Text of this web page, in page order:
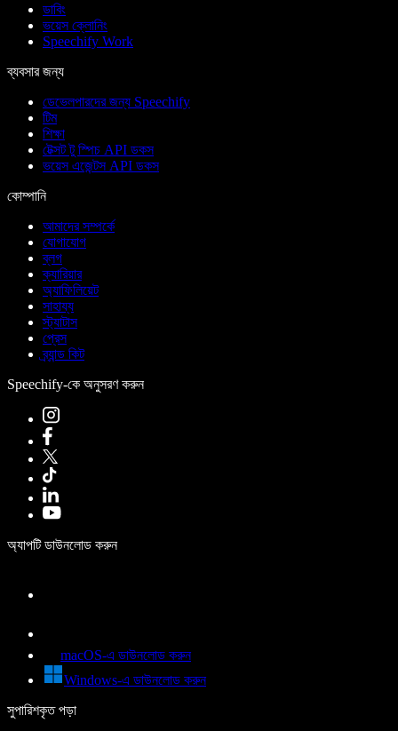
ডাবিং
ভয়েস ক্লোনিং
Speechify Work
ব্যবসার জন্য
ডেভেলপারদের জন্য Speechify
টিম
শিক্ষা
টেক্সট টু স্পিচ API ডকস
ভয়েস এজেন্টস API ডকস
কোম্পানি
আমাদের সম্পর্কে
যোগাযোগ
ব্লগ
ক্যারিয়ার
অ্যাফিলিয়েট
সাহায্য
স্ট্যাটাস
প্রেস
ব্র্যান্ড কিট
Speechify-কে অনুসরণ করুন
অ্যাপটি ডাউনলোড করুন
macOS-এ ডাউনলোড করুন
Windows-এ ডাউনলোড করুন
সুপারিশকৃত পড়া